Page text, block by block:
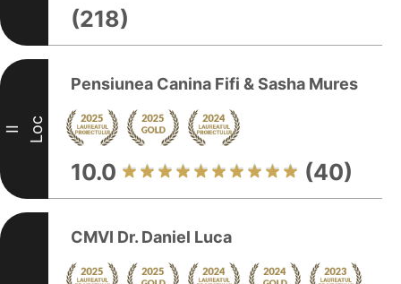
(218)
II Loc
Pensiunea Canina Fifi & Sasha Mures
10.0 (40)
CMVI Dr. Daniel Luca